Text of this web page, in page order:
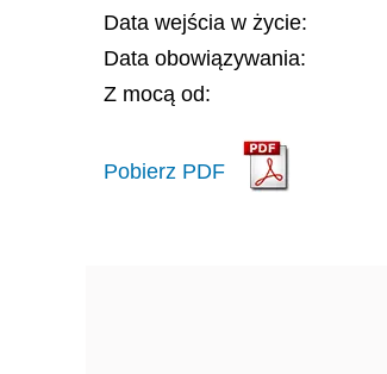
Data wejścia w życie:
Data obowiązywania:
Z mocą od:
Pobierz PDF